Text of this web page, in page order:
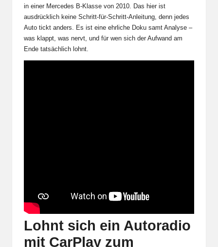
in einer Mercedes B-Klasse von 2010. Das hier ist
ausdrücklich keine Schritt-für-Schritt-Anleitung, denn jedes
Auto tickt anders. Es ist eine ehrliche Doku samt Analyse –
was klappt, was nervt, und für wen sich der Aufwand am
Ende tatsächlich lohnt.
Lohnt sich ein Autoradio
mit CarPlay zum